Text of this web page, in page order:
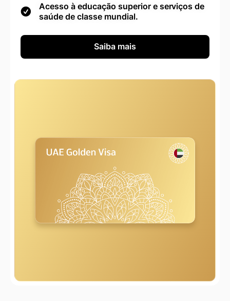
Acesso à educação superior e serviços de
saúde de classe mundial.
Saiba mais